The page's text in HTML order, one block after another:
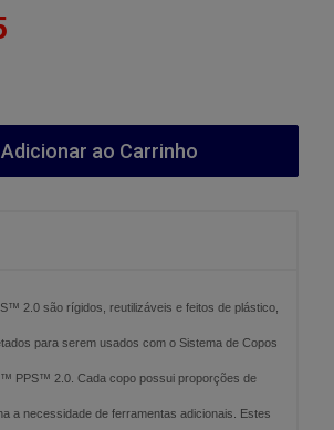
Adicionar ao Carrinho
2.0 são rígidos, reutilizáveis e feitos de plástico,
para serem usados com o Sistema de Copos
PPS™ 2.0. Cada copo possui proporções de
a necessidade de ferramentas adicionais. Estes